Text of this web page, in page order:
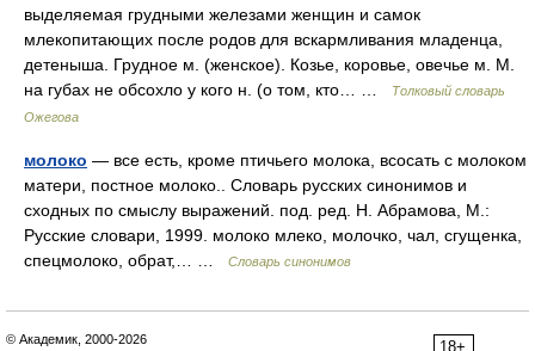
выделяемая грудными железами женщин и самок
млекопитающих после родов для вскармливания младенца,
детеныша. Грудное м. (женское). Козье, коровье, овечье м. М.
на губах не обсохло у кого н. (о том, кто… …
Толковый словарь
Ожегова
молоко — все есть, кроме птичьего молока, всосать с молоком
матери, постное молоко.. Словарь русских синонимов и
сходных по смыслу выражений. под. ред. Н. Абрамова, М.:
Русские словари, 1999. молоко млеко, молочко, чал, сгущенка,
спецмолоко, обрат,… …
Словарь синонимов
18+
© Академик, 2000-2026